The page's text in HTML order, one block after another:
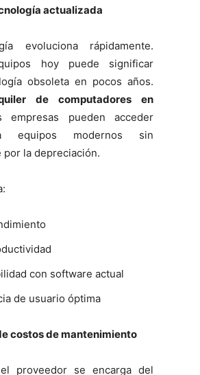
actualizada
evoluciona rápidamente.
hoy puede significar
obsoleta en pocos años.
de computadores en
empresas pueden acceder
equipos modernos sin
por la depreciación.
con software actual
de usuario óptima
costos de mantenimiento
proveedor se encarga del